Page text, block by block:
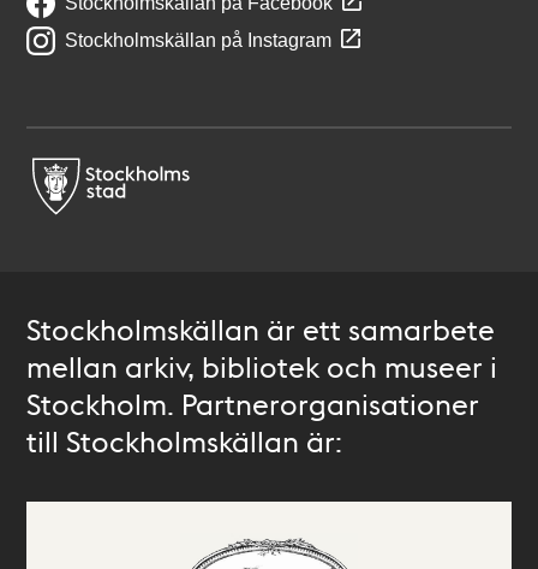
Stockholmskällan på Instagram
Stockholmskällan är ett samarbete
mellan arkiv, bibliotek och museer i
Stockholm. Partnerorganisationer
till Stockholmskällan är: